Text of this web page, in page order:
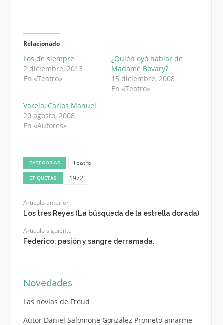
Relacionado
Los de siempre
2 diciembre, 2013
En «Teatro»
¿Quién oyó hablar de
Madame Bovary?
15 diciembre, 2008
En «Teatro»
Varela, Carlos Manuel
20 agosto, 2008
En «Autores»
CATEGORÍAS Teatro
ETIQUETAS 1972
Artículo anterior
Los tres Reyes (La búsqueda de la estrella dorada)
Artículo siguiente
Federico: pasión y sangre derramada.
Novedades
Las novias de Freud
Autor Daniel Salomone González Prometo amarme